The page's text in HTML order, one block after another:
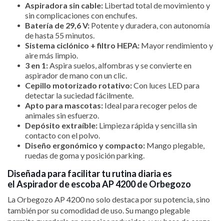
Aspiradora sin cable: Libertad total de movimiento y
sin complicaciones con enchufes.
Batería de 29,6 V: Potente y duradera, con autonomía
de hasta 55 minutos.
Sistema ciclónico + filtro HEPA: Mayor rendimiento y
aire más limpio.
3 en 1:Aspira suelos, alfombras y se convierte en
aspirador de mano con un clic.
Cepillo motorizado rotativo:Con luces LED para
detectar la suciedad fácilmente.
Apto para mascotas: Ideal para recoger pelos de
animales sin esfuerzo.
Depósito extraíble: Limpieza rápida y sencilla sin
contacto con el polvo.
Diseño ergonómico y compacto: Mango plegable,
ruedas de goma y posición parking.
Diseñada para facilitar tu rutina diaria es
el Aspirador de escoba AP 4200 de Orbegozo
La Orbegozo AP 4200 no solo destaca por su potencia, sino
también por su comodidad de uso. Su mango plegable